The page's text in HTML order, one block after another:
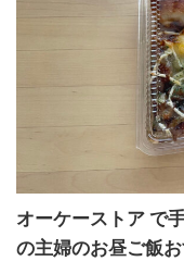
オーケーストア で
の主婦のお昼ご飯